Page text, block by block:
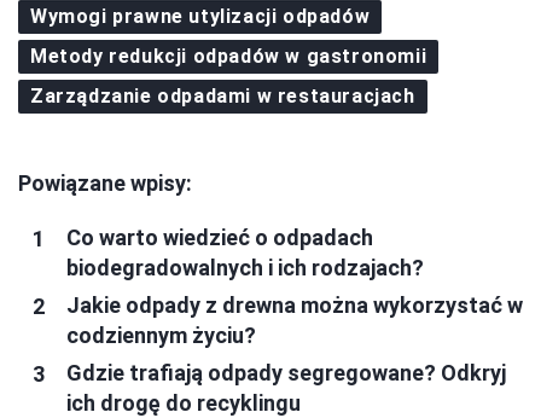
Wymogi prawne utylizacji odpadów
Metody redukcji odpadów w gastronomii
Zarządzanie odpadami w restauracjach
Powiązane wpisy:
Co warto wiedzieć o odpadach
biodegradowalnych i ich rodzajach?
Jakie odpady z drewna można wykorzystać w
codziennym życiu?
Gdzie trafiają odpady segregowane? Odkryj
ich drogę do recyklingu